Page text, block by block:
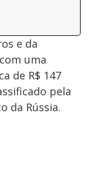
e da
uma
de R$ 147
pela
da Rússia.